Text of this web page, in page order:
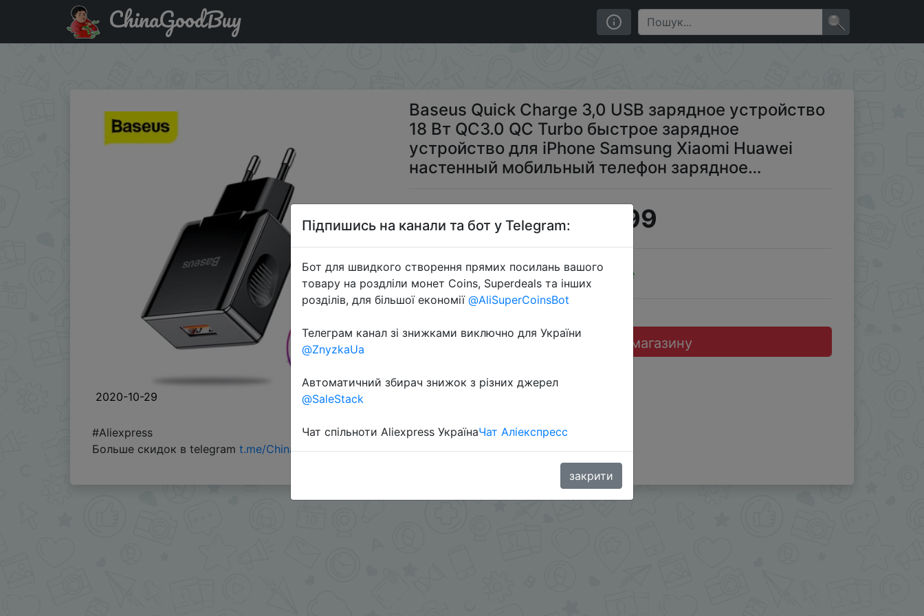
Купити на розпродажі Baseus Quick Charge 3,0 USB зарядное устройство 18 Вт QC3.0 QC Turbo быстрое зарядное устройство для iPhone Samsung Xiaomi Huawei
настенный мобильный телефон зарядное…
ChinaGoodBuy
2020-10-29
Baseus Quick Charge 3,0 USB зарядное устройство
18 Вт QC3.0 QC Turbo быстрое зарядное
устройство для iPhone Samsung Xiaomi Huawei
настенный мобильный телефон зарядное…
$4.99
Sale
Перейти до магазину
#Aliexpress
Больше скидок в telegram t.me/ChinaGoodBuy
Підпишись на канали та бот у Telegram:
Бот для швидкого створення прямих посилань вашого
товару на роздліли монет Coins, Superdeals та інших
розділів, для більшої економії @AliSuperCoinsBot
Телеграм канал зі знижками виключно для України
@ZnyzkaUa
Автоматичний збирач знижок з різних джерел
@SaleStack
Чат спільноти Aliexpress УкраїнаЧат Аліекспресс
закрити